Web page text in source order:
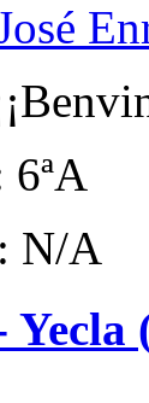
6ªA
N/A